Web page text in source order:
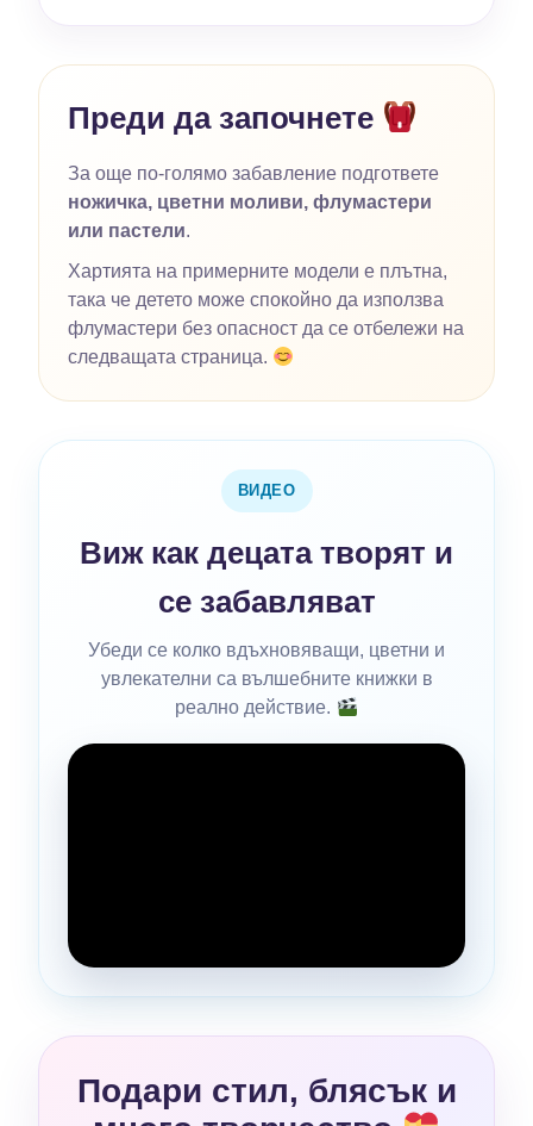
Преди да започнете
За още по-голямо забавление подгответе
ножичка, цветни моливи, флумастери
или пастели.
Хартията на примерните модели е плътна,
така че детето може спокойно да използва
флумастери без опасност да се отбележи на
следващата страница.
ВИДЕО
Виж как децата творят и
се забавляват
Убеди се колко вдъхновяващи, цветни и
увлекателни са вълшебните книжки в
реално действие.
Подари стил, блясък и